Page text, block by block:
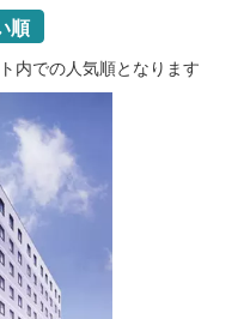
順
内での人気順となります